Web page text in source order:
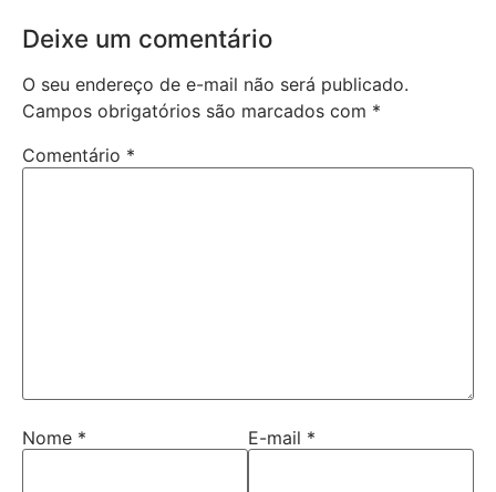
Deixe um comentário
O seu endereço de e-mail não será publicado.
Campos obrigatórios são marcados com *
Comentário *
Nome * E-mail *